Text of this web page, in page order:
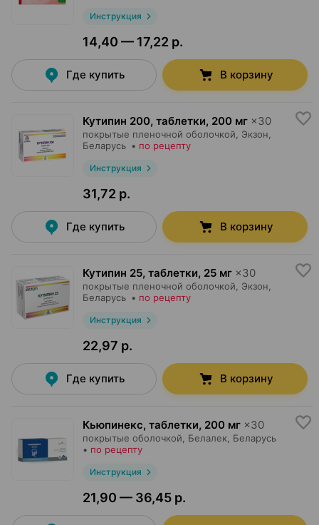
Инструкция
14,40 — 17,22 р.
Где купить В корзину
Кутипин 200, таблетки, 200 мг ×30
покрытые пленочной оболочкой, Экзон
Беларусь • по рецепту
Инструкция
31,72 р.
Где купить В корзину
Кутипин 25, таблетки, 25 мг ×30
покрытые пленочной оболочкой, Экзон
Беларусь • по рецепту
Инструкция
22,97 р.
Где купить В корзину
Кьюпинекс, таблетки, 200 мг ×30
покрытые оболочкой, Белалек , Беларусь
• по рецепту
Инструкция
21,90 — 36,45 р.